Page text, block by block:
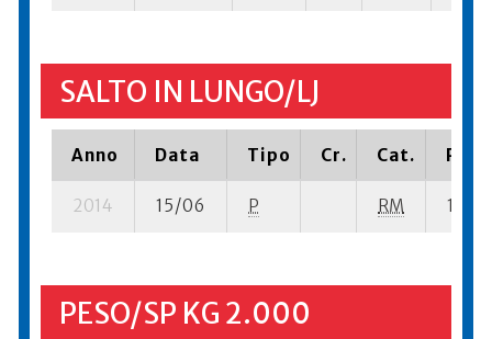
SALTO IN LUNGO/LJ
Anno Data Tipo Cr. Cat.
2014 15/06 P RM 18
PESO/SP KG 2.000